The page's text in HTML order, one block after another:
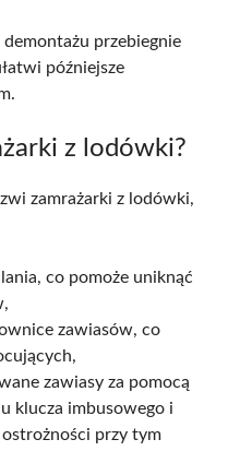
przebiegnie
późniejsze
z lodówki?
zamrażarki z lodówki,
co pomoże uniknąć
zawiasów, co
zawiasy za pomocą
klucza imbusowego i
przy tym